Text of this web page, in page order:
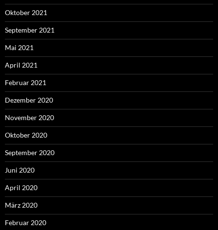
Oktober 2021
September 2021
Mai 2021
April 2021
Februar 2021
Dezember 2020
November 2020
Oktober 2020
September 2020
Juni 2020
April 2020
März 2020
Februar 2020